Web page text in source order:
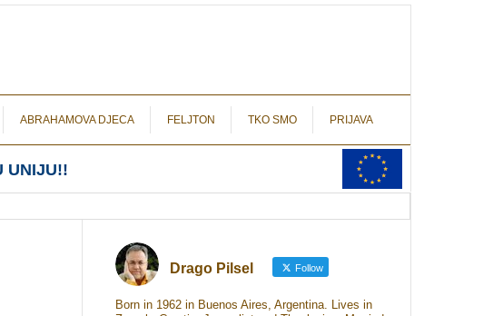
ABRAHAMOVA DJECA FELJTON TKO SMO PRIJAVA
UNIJU!!
Drago Pilsel Follow
Born in 1962 in Buenos Aires, Argentina. Lives in